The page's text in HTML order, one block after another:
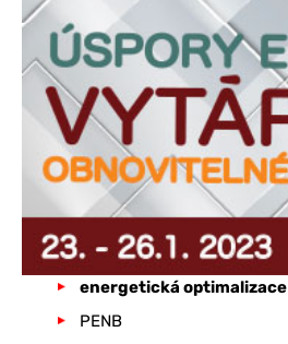
energetická optimalizace
PENB